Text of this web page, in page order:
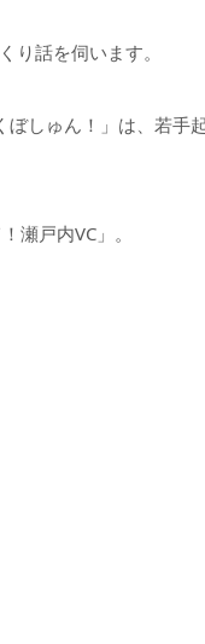
話を伺います。
しゅん！」は、若手
瀬戸内VC」。